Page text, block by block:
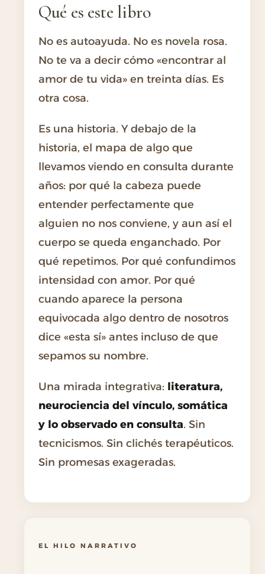
Qué es este libro
No es autoayuda. No es novela rosa.
No te va a decir cómo «encontrar al
amor de tu vida» en treinta días. Es
otra cosa.
Es una historia. Y debajo de la
historia, el mapa de algo que
llevamos viendo en consulta durante
años: por qué la cabeza puede
entender perfectamente que
alguien no nos conviene, y aun así el
cuerpo se queda enganchado. Por
qué repetimos. Por qué confundimos
intensidad con amor. Por qué
cuando aparece la persona
equivocada algo dentro de nosotros
dice «esta sí» antes incluso de que
sepamos su nombre.
Una mirada integrativa: literatura,
neurociencia del vínculo, somática
y lo observado en consulta. Sin
tecnicismos. Sin clichés terapéuticos.
Sin promesas exageradas.
EL HILO NARRATIVO